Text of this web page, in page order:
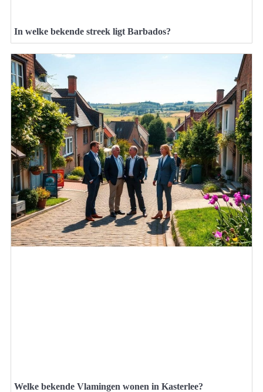
In welke bekende streek ligt Barbados?
Welke bekende Vlamingen wonen in Kasterlee?